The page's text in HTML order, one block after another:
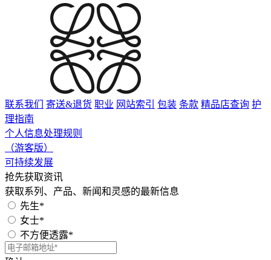
联系我们 寄送&退货 职业 网站索引 包装 条款 精品店查询 护
理指南
个人信息处理规则
（游客版）
可持续发展
抢先获取资讯
获取系列、产品、新闻和灵感的最新信息
先生*
女士*
不方便透露*